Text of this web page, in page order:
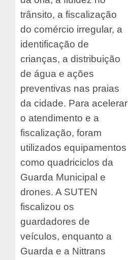
trânsito, a fiscalização
do comércio irregular, a
identificação de
crianças, a distribuição
de água e ações
preventivas nas praias
da cidade. Para acelerar
o atendimento e a
fiscalização, foram
utilizados equipamentos
como quadriciclos da
Guarda Municipal e
drones. A SUTEN
fiscalizou os
guardadores de
veículos, enquanto a
Guarda e a Nittrans